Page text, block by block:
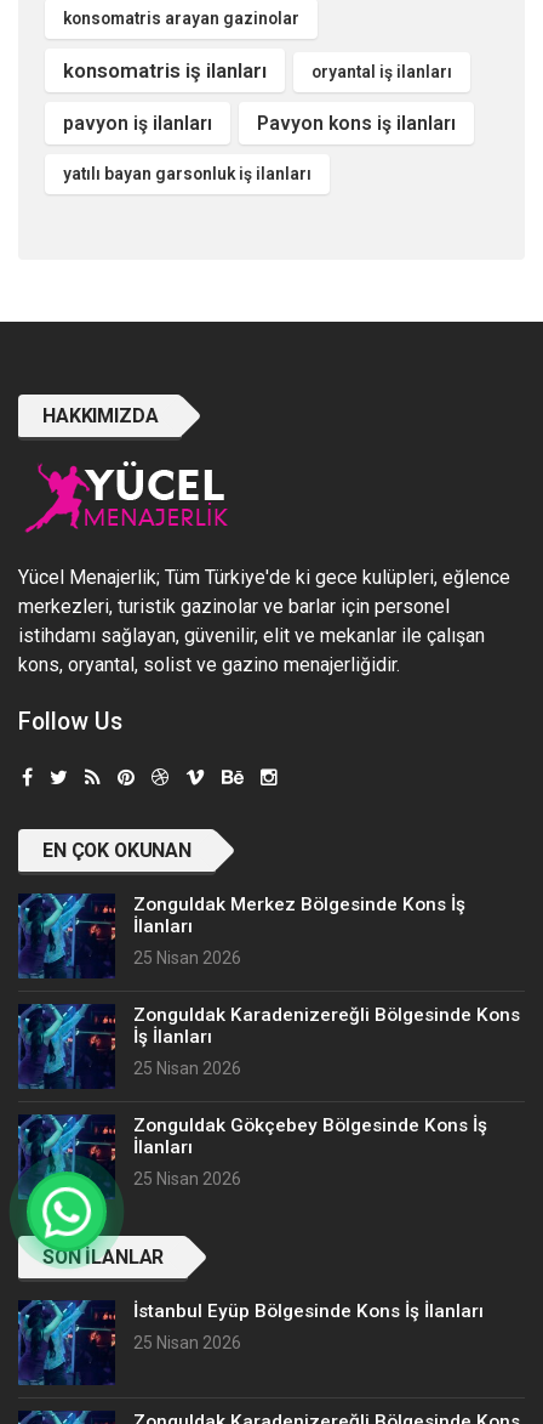
konsomatris arayan gazinolar
konsomatris iş ilanları oryantal iş ilanları
pavyon iş ilanları Pavyon kons iş ilanları
yatılı bayan garsonluk iş ilanları
HAKKIMIZDA
Yücel Menajerlik; Tüm Türkiye'de ki gece kulüpleri, eğlence
merkezleri, turistik gazinolar ve barlar için personel
istihdamı sağlayan, güvenilir, elit ve mekanlar ile çalışan
kons, oryantal, solist ve gazino menajerliğidir.
Follow Us
EN ÇOK OKUNAN
Zonguldak Merkez Bölgesinde Kons İş
İlanları
25 Nisan 2026
Zonguldak Karadenizereğli Bölgesinde Kons
İş İlanları
25 Nisan 2026
Zonguldak Gökçebey Bölgesinde Kons İş
İlanları
25 Nisan 2026
SON İLANLAR
İstanbul Eyüp Bölgesinde Kons İş İlanları
25 Nisan 2026